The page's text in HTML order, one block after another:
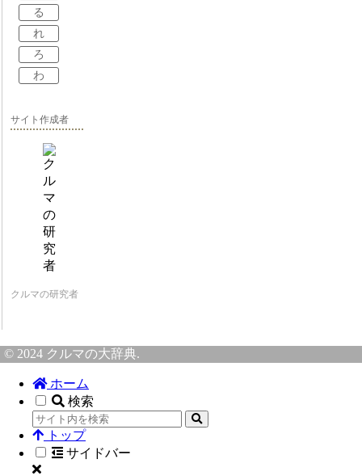
る
れ
ろ
わ
サイト作成者
クルマの研究者
© 2024 クルマの大辞典.
ホーム
検索
トップ
サイドバー